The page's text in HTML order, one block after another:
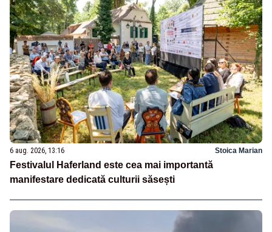
6 aug. 2026, 13:16 Stoica Marian
Festivalul Haferland este cea mai importantă
manifestare dedicată culturii săsești